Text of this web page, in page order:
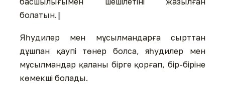
болатын.‖
Яһудилер мен мұсылмандарға сырттан
дұшпан қаупі төнер болса, яһудилер мен
мұсылмандар қаланы бірге қорғап, бір-біріне
көмекші болады.